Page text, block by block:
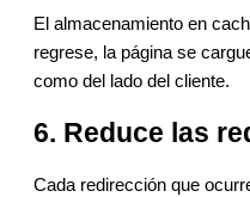
El almacenamiento en
regrese, la página se
como del lado del cliente.
6. Reduce las
Cada redirección que